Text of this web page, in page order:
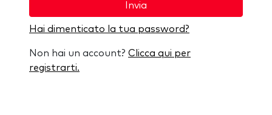
Invia
Hai dimenticato la tua password?
Non hai un account? Clicca qui per
registrarti.